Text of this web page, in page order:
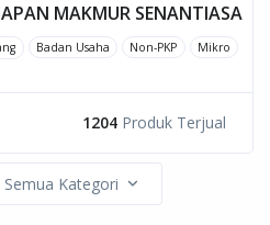
MAKMUR SENANTIASA
Badan Usaha Non-PKP Mikro
1204 Produk Terjual
Semua Kategori